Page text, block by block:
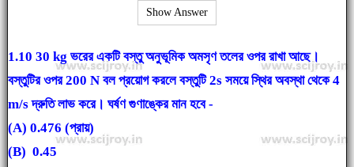
Show Answer
1.10 30 kg ভরের একটি বস্তু অনুভূমিক অমসৃণ তলের ওপর রাখা আছে।
বস্তুটির ওপর 200 N বল প্রয়োগ করলে বস্তুটি 2s সময়ে স্থির অবস্থা থেকে 4
m/s দ্রুতি লাভ করে। ঘর্ষণ গুণাঙ্কের মান হবে -
(A) 0.476 (প্রায়)
(B) 0.45